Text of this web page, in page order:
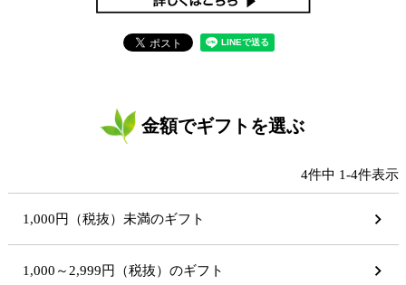
金額でギフトを選ぶ
4件中 1-4件表示
1,000円（税抜）未満のギフト
1,000～2,999円（税抜）のギフト